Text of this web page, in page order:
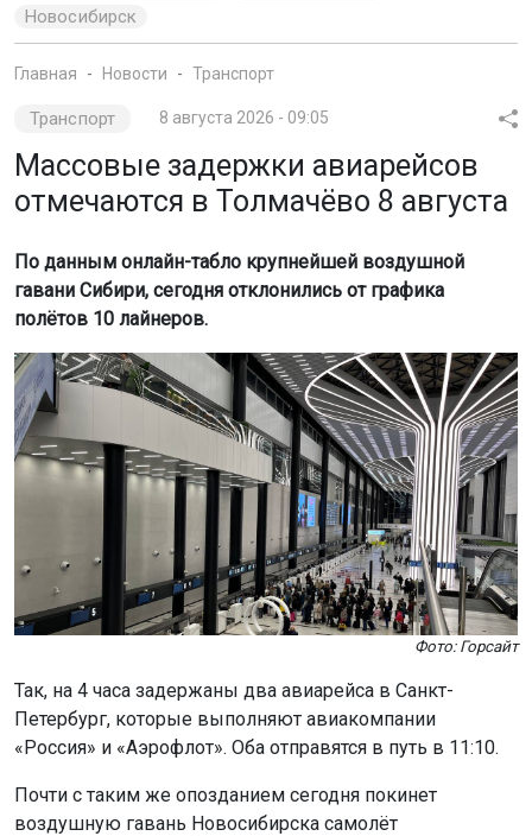
Новосибирск
Главная Новости Транспорт
Транспорт 8 августа 2026 - 09:05
Массовые задержки авиарейсов
отмечаются в Толмачёво 8 августа
По данным онлайн-табло крупнейшей воздушной
гавани Сибири, сегодня отклонились от графика
полётов 10 лайнеров.
Фото: Горсайт
Так, на 4 часа задержаны два авиарейса в Санкт-
Петербург, которые выполняют авиакомпании
«Россия» и «Аэрофлот». Оба отправятся в путь в 11:10.
Почти с таким же опозданием сегодня покинет
воздушную гавань Новосибирска самолёт